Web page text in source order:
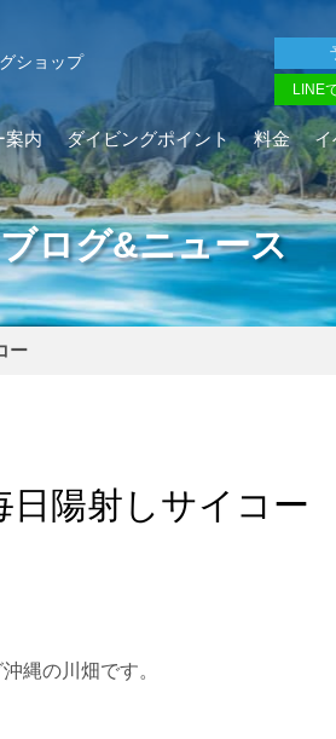
ショップ
LINE
ブログ&ニュース
案内 ダイビングポイント 料金 イ
ー
日陽射しサイコー
縄の川畑です。